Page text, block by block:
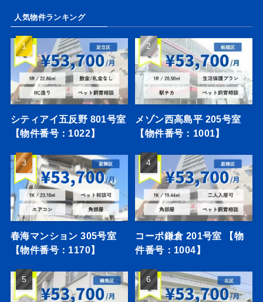
人気物件ランキング
シティアイ五反野 801号室
【物件番号：1022】
メゾン西高島平 205号室
【物件番号：1001】
春海マンション 305号室
【物件番号：1170】
コーポ鎌倉 201号室 【物
件番号：1004】